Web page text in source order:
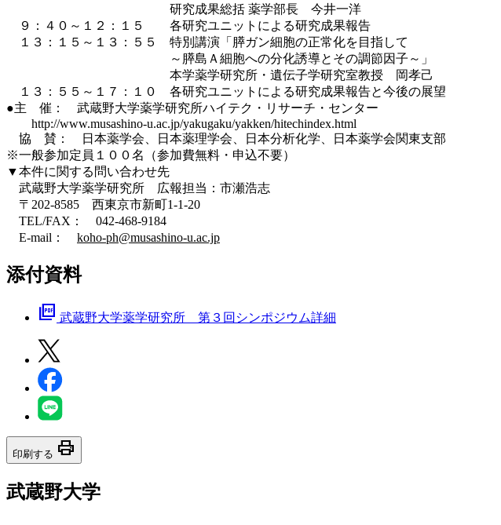
研究成果総括 薬学部長 今井一洋
９：４０～１２：１５ 各研究ユニットによる研究成果報告
１３：１５～１３：５５ 特別講演「膵ガン細胞の正常化を目指して
～膵島Ａ細胞への分化誘導とその調節因子～」
本学薬学研究所・遺伝子学研究室教授 岡孝己
１３：５５～１７：１０ 各研究ユニットによる研究成果報告と今後の展望
●主 催： 武蔵野大学薬学研究所ハイテク・リサーチ・センター
http://www.musashino-u.ac.jp/yakugaku/yakken/hitechindex.html
協 賛： 日本薬学会、日本薬理学会、日本分析化学、日本薬学会関東支部
※一般参加定員１００名（参加費無料・申込不要）
▼本件に関する問い合わせ先
武蔵野大学薬学研究所 広報担当：市瀬浩志
〒202-8585 西東京市新町1-1-20
TEL/FAX： 042-468-9184
E-mail： koho-ph@musashino-u.ac.jp
添付資料
picture_as_pdf 武蔵野大学薬学研究所 第３回シンポジウム詳細
印刷する print
武蔵野大学